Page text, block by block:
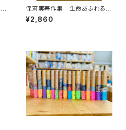
保苅実著作集 生命あふれる大
地
¥2,860